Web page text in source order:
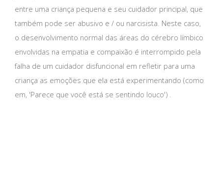
entre uma criança pequena e seu cuidador principal, que
também pode ser abusivo e / ou narcisista. Neste caso,
o desenvolvimento normal das áreas do cérebro límbico
envolvidas na empatia e compaixão é interrompido pela
falha de um cuidador disfuncional em refletir para uma
criança as emoções que ela está experimentando (como
em, 'Parece que você está se sentindo louco') .